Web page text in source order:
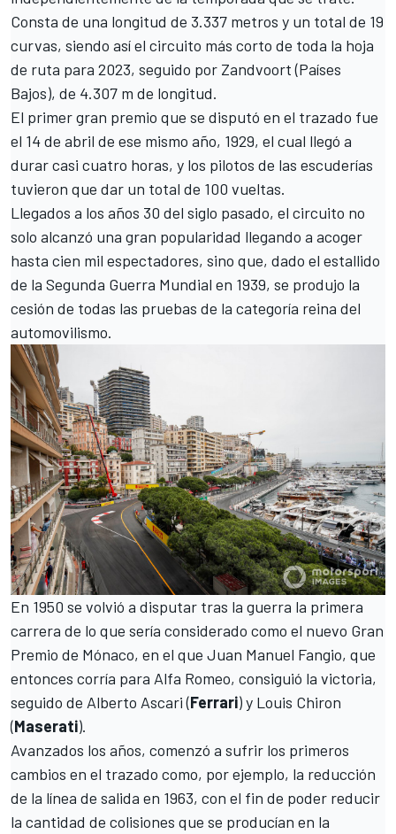
Consta de una longitud de 3.337 metros y un total de 19
curvas, siendo así el circuito más corto de toda la hoja
de ruta para 2023, seguido por Zandvoort(Países
Bajos), de 4.307 m de longitud.
El primer gran premio que se disputó en el trazado fue
el 14 de abril de ese mismo año, 1929, el cual llegó a
durar casi cuatro horas, y los pilotos de las escuderías
tuvieron que dar un total de 100 vueltas.
Llegados a los años 30 del siglo pasado, el circuito no
solo alcanzó una gran popularidad llegando a acoger
hasta cien mil espectadores, sino que, dado el estallido
de la Segunda Guerra Mundial en 1939, se produjo la
cesión de todas las pruebas de la categoría reina del
automovilismo.
En 1950 se volvió a disputar tras la guerra la primera
carrera de lo que sería considerado como el nuevo Gran
Premio de Mónaco, en el que Juan Manuel Fangio, que
entonces corría para Alfa Romeo, consiguió la victoria,
seguido de Alberto Ascari(Ferrari) y Louis Chiron
(Maserati).
Avanzados los años, comenzó a sufrir los primeros
cambios en el trazado como, por ejemplo, la reducción
de la línea de salida en 1963, con el fin de poder reducir
la cantidad de colisiones que se producían en la